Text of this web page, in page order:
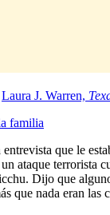
Laura J. Warren,
familia
que le
ataque terrorista
Dijo que
que nada eran las